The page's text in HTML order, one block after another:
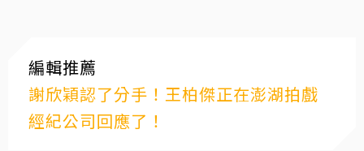
編輯推薦
謝欣穎認了分手！王柏傑正在澎湖拍戲
經紀公司回應了！